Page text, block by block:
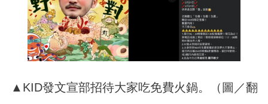
▲KID發文宣部招待大家吃免費火鍋。（圖／翻